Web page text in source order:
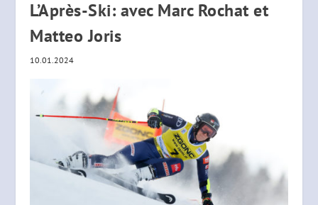
L’Après-Ski: avec Marc Rochat et
Matteo Joris
10.01.2024